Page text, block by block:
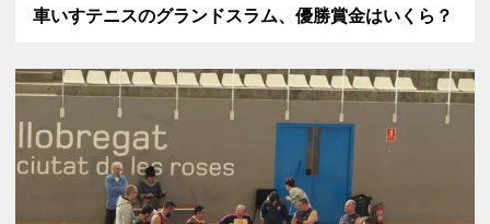
車いすテニスのグランドスラム、優勝賞金はいくら？